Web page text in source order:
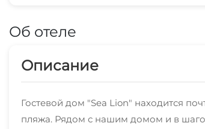
Об отеле
Описание
Гостевой дом "Seа Lion" находится
пляжа. Рядом с нашим домом и в